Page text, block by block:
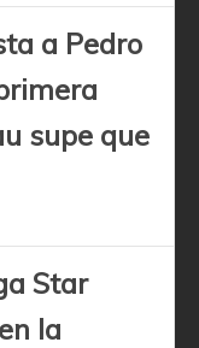
a Pedro
supe que
Star
la